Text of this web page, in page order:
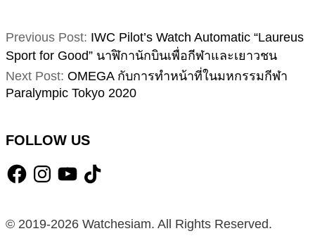
2021-
09-
04
Previous Post: IWC Pilot’s Watch Automatic “Laureus
Sport for Good” นาฬิกานักบินเพื่อกีฬาและเยาวชน
Next Post: OMEGA กับการทำหน้าที่ในมหกรรมกีฬา
Paralympic Tokyo 2020
FOLLOW US
FacebookInstagramYouTube
TikTok
© 2019-2026 Watchesiam. All Rights Reserved.